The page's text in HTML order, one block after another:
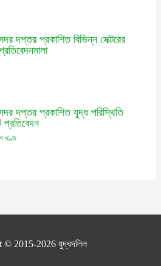
সদর দপ্তর প্রকাশিত বিভিন্ন সেক্টরের
সদর দপ্তর প্রকাশিত যুদ্ধ পরিস্থিতি
খণ্ড
© 2015-2026 যুদ্ধদলিল